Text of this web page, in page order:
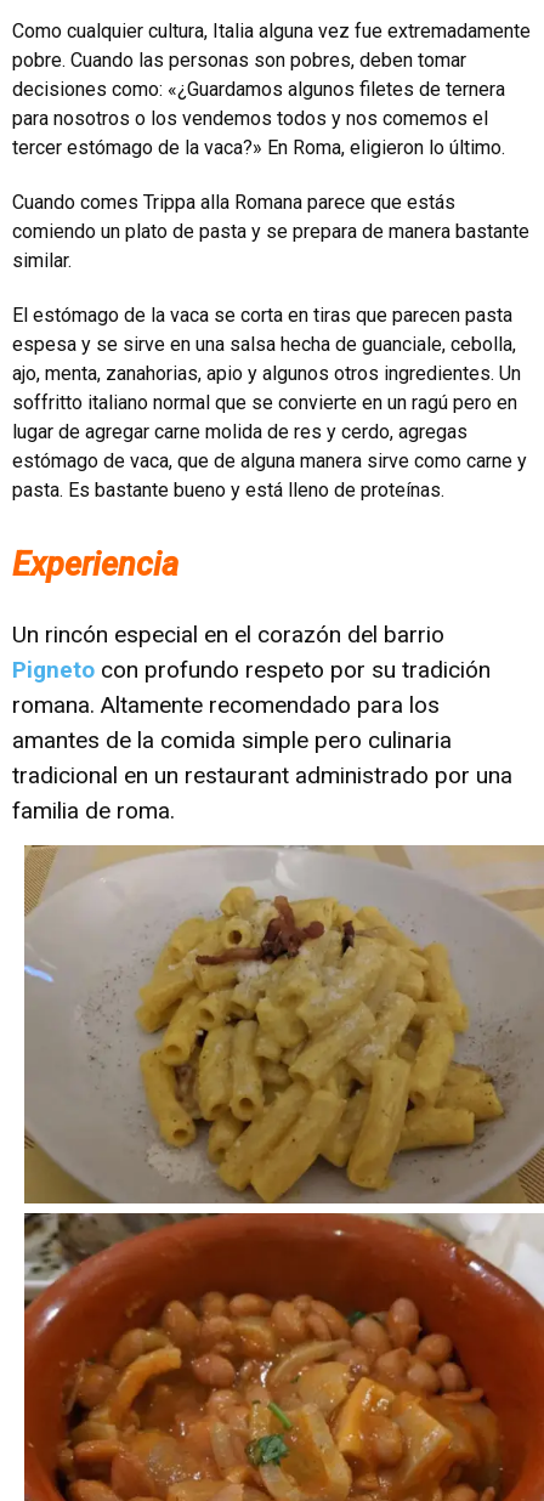
Como cualquier cultura, Italia alguna vez fue extremadamente
pobre. Cuando las personas son pobres, deben tomar
decisiones como: «¿Guardamos algunos filetes de ternera
para nosotros o los vendemos todos y nos comemos el
tercer estómago de la vaca?» En Roma, eligieron lo último.
Cuando comes Trippa alla Romana parece que estás
comiendo un plato de pasta y se prepara de manera bastante
similar.
El estómago de la vaca se corta en tiras que parecen pasta
espesa y se sirve en una salsa hecha de guanciale, cebolla,
ajo, menta, zanahorias, apio y algunos otros ingredientes. Un
soffritto italiano normal que se convierte en un ragú pero en
lugar de agregar carne molida de res y cerdo, agregas
estómago de vaca, que de alguna manera sirve como carne y
pasta. Es bastante bueno y está lleno de proteínas.
Experiencia
Un rincón especial en el corazón del barrio
Pigneto con profundo respeto por su tradición
romana. Altamente recomendado para los
amantes de la comida simple pero culinaria
tradicional en un restaurant administrado por una
familia de roma.